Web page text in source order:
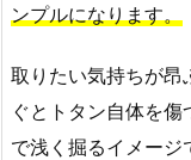
ンプルになります。
取りたい気持ちが昂
ぐとトタン自体を
で浅く掘るイメージ